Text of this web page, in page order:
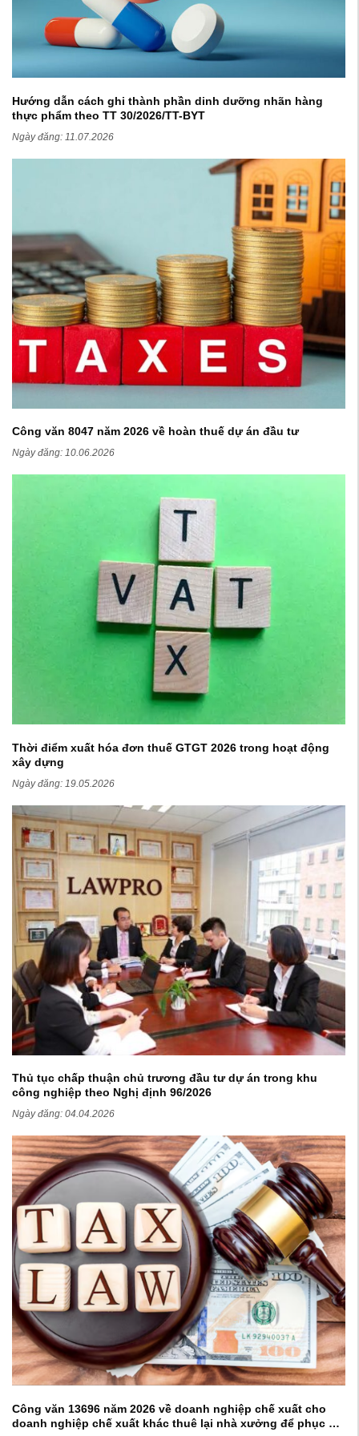
Hướng dẫn cách ghi thành phần dinh dưỡng nhãn hàng
thực phẩm theo TT 30/2026/TT-BYT
Ngày đăng: 11.07.2026
Công văn 8047 năm 2026 về hoàn thuế dự án đầu tư
Ngày đăng: 10.06.2026
Thời điểm xuất hóa đơn thuế GTGT 2026 trong hoạt động
xây dựng
Ngày đăng: 19.05.2026
Thủ tục chấp thuận chủ trương đầu tư dự án trong khu
công nghiệp theo Nghị định 96/2026
Ngày đăng: 04.04.2026
Công văn 13696 năm 2026 về doanh nghiệp chế xuất cho
doanh nghiệp chế xuất khác thuê lại nhà xưởng để phục vụ